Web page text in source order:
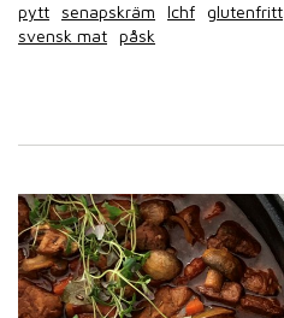
pytt
senapskräm lchf glutenfritt
svensk mat påsk